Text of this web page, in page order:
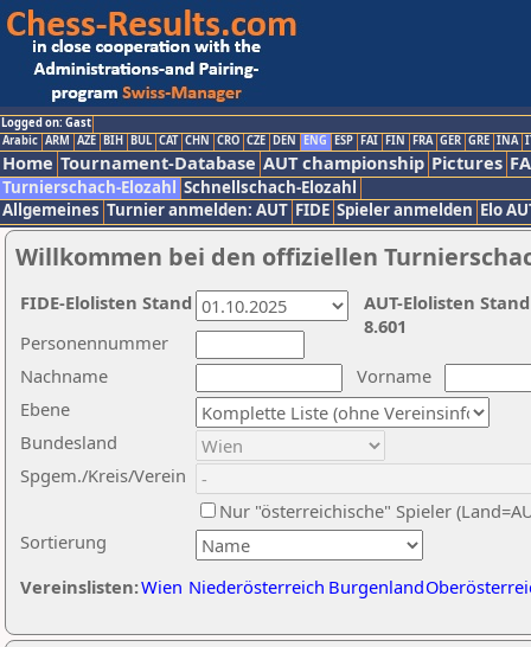
Logged on: Gast
Arabic ARM AZE BIH BUL CAT CHN CRO CZE DEN ENG ESP FAI FIN FRA GER GRE INA
Home Tournament-Database AUT championship Pictures
Turnierschach-Elozahl Schnellschach-Elozahl
Allgemeines Turnier anmelden: AUT FIDE Spieler anmelden Elo
Willkommen bei den offiziellen
Nachname
Vorname
Ebene
Sortierung
Personennummer
Bundesland
Spgem./Kreis/Verein
Nur "österreichische" Spieler
Vereinslisten:Wien Niederösterreich Burgenland
AUT-Elolisten
8.601
FIDE-Elolisten Stand